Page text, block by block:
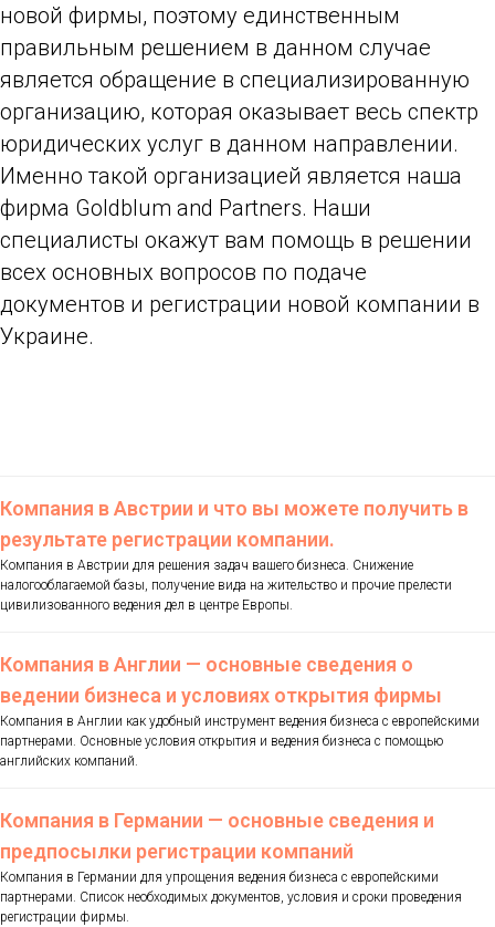
новой фирмы, поэтому единственным
правильным решением в данном случае
является обращение в специализированную
организацию, которая оказывает весь спектр
юридических услуг в данном направлении.
Именно такой организацией является наша
фирма Goldblum and Partners. Наши
специалисты окажут вам помощь в решении
всех основных вопросов по подаче
документов и регистрации новой компании в
Украине.
Компания в Австрии и что вы можете получить в
результате регистрации компании.
Компания в Австрии для решения задач вашего бизнеса. Снижение
налогооблагаемой базы, получение вида на жительство и прочие прелести
цивилизованного ведения дел в центре Европы.
Компания в Англии — основные сведения о
ведении бизнеса и условиях открытия фирмы
Компания в Англии как удобный инструмент ведения бизнеса с европейскими
партнерами. Основные условия открытия и ведения бизнеса с помощью
английских компаний.
Компания в Германии — основные сведения и
предпосылки регистрации компаний
Компания в Германии для упрощения ведения бизнеса с европейскими
партнерами. Список необходимых документов, условия и сроки проведения
регистрации фирмы.